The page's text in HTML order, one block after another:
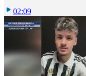
02:09